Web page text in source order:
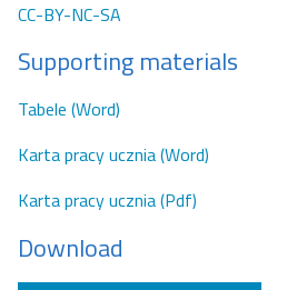
CC-BY-NC-SA
Supporting materials
Tabele (Word)
Karta pracy ucznia (Word)
Karta pracy ucznia (Pdf)
Download